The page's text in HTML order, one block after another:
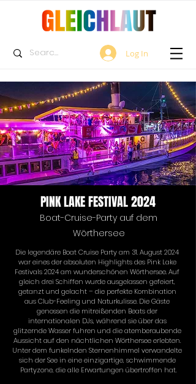
Log In
PINK LAKE FESTIVAL 2024
Boat-Cruise-Party auf dem
Wörthersee
Die legendäre Boat Cruise Party am 31. August 2024
war eines der absoluten Highlights des Pink Lake
Festivals 2024 am wunderschönen Wörthersee. Auf
gleich drei Schiffen wurde ausgelassen gefeiert,
getanzt und gelacht – die perfekte Kombination
aus Club-Feeling und Naturkulisse. Die Gäste
genossen die mitreißenden Beats der
internationalen DJs, während sie über das
glitzernde Wasser fuhren und die atemberaubende
Aussicht auf den nächtlichen Wörthersee erlebten.
Unter dem funkelnden Sternenhimmel verwandelte
sich der See in eine einzigartige, schwimmende
Partyzone, die alle Erwartungen übertroffen hat.